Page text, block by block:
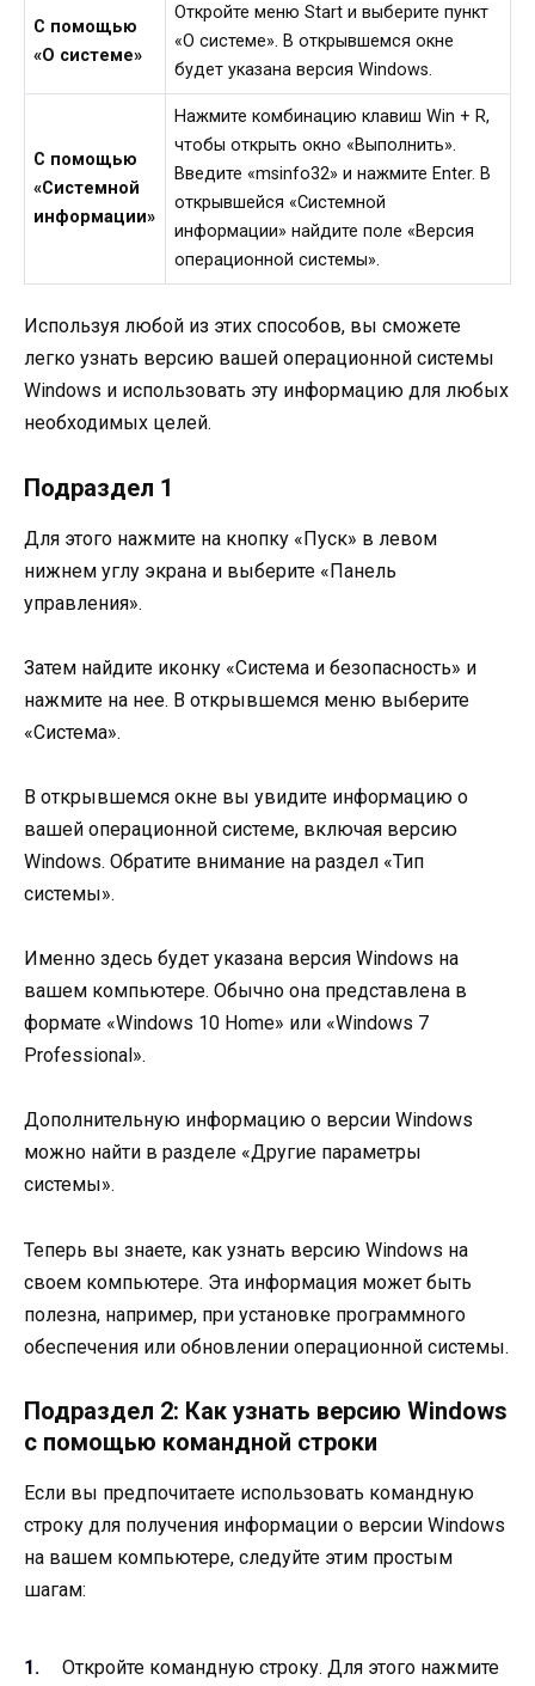
С помощью
«О системе»
Откройте меню Start и выберите пункт
«О системе». В открывшемся окне
будет указана версия Windows.
С помощью
«Системной
информации»
Нажмите комбинацию клавиш Win + R,
чтобы открыть окно «Выполнить».
Введите «msinfo32» и нажмите Enter. В
открывшейся «Системной
информации» найдите поле «Версия
операционной системы».
Используя любой из этих способов, вы сможете
легко узнать версию вашей операционной системы
Windows и использовать эту информацию для любых
необходимых целей.
Подраздел 1
Для этого нажмите на кнопку «Пуск» в левом
нижнем углу экрана и выберите «Панель
управления».
Затем найдите иконку «Система и безопасность» и
нажмите на нее. В открывшемся меню выберите
«Система».
В открывшемся окне вы увидите информацию о
вашей операционной системе, включая версию
Windows. Обратите внимание на раздел «Тип
системы».
Именно здесь будет указана версия Windows на
вашем компьютере. Обычно она представлена в
формате «Windows 10 Home» или «Windows 7
Professional».
Дополнительную информацию о версии Windows
можно найти в разделе «Другие параметры
системы».
Теперь вы знаете, как узнать версию Windows на
своем компьютере. Эта информация может быть
полезна, например, при установке программного
обеспечения или обновлении операционной системы.
Подраздел 2: Как узнать версию Windows
с помощью командной строки
Если вы предпочитаете использовать командную
строку для получения информации о версии Windows
на вашем компьютере, следуйте этим простым
шагам:
Откройте командную строку. Для этого нажмите